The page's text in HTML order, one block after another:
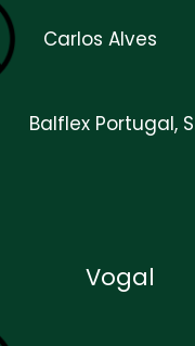
Carlos Alves
Balflex Portugal,
Vogal